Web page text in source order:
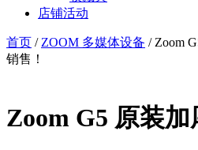
店铺活动
首页 / ZOOM 多媒体设备 / Zoom
销售！
Zoom G5 原装